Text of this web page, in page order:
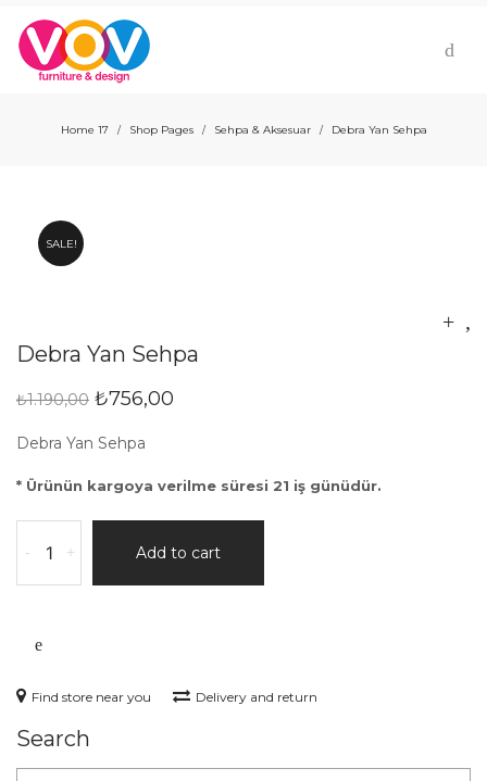
Home 17 / Shop Pages / Sehpa & Aksesuar / Debra Yan Sehpa
SALE!
Debra Yan Sehpa
₺1.190,00 ₺756,00
Debra Yan Sehpa
* Ürünün kargoya verilme süresi 21 iş günüdür.
- + Add to cart
Find store near you Delivery and return
Search